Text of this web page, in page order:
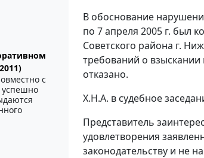
с
В обоснование
по 7 апреля 2005 г. был
Советского района г.
требований о
отказано.
Х.Н.А. в судебное
Представитель
удовлетворения
законодательству и не